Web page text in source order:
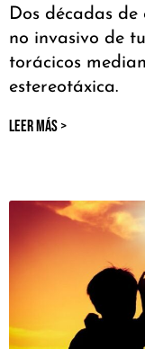
Dos décadas
no invasivo de
torácicos
estereotáxica.
LEER MÁS >